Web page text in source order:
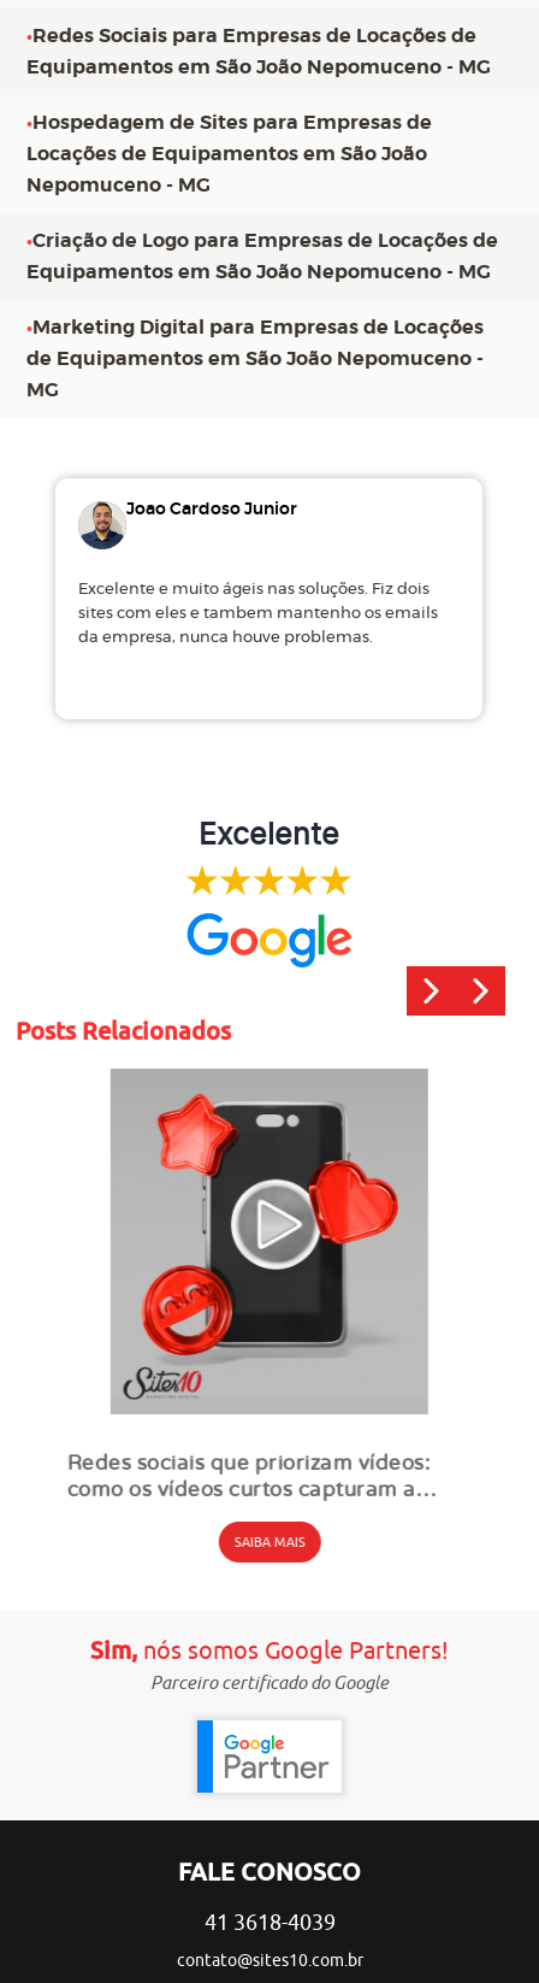
•Redes Sociais para Empresas de Locações de
Equipamentos em São João Nepomuceno - MG
•Hospedagem de Sites para Empresas de
Locações de Equipamentos em São João
Nepomuceno - MG
•Criação de Logo para Empresas de Locações de
Equipamentos em São João Nepomuceno - MG
•Marketing Digital para Empresas de Locações
de Equipamentos em São João Nepomuceno -
MG
Joao Cardoso Junior
Excelente e muito ágeis nas soluções. Fiz dois
sites com eles e tambem mantenho os emails
da empresa, nunca houve problemas.
Excelente
Posts Relacionados
Redes sociais que priorizam vídeos:
como os vídeos curtos capturam a
SAIBA MAIS
Sim,nós somos Google Partners!
Parceiro certificado do Google
FALE CONOSCO
41 3618-4039
contato@sites10.com.br